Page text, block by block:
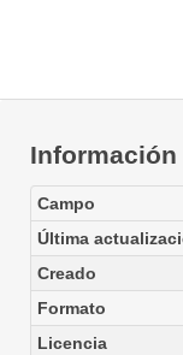
Campo
Última
Creado
Formato
Licencia